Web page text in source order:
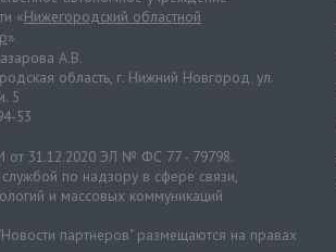
«Нижегородский областной
»
А.В.
область, г. Нижний Новгород. ул.
5
53
от 31.12.2020 ЭЛ № ФС 77 - 79798.
по надзору в сфере связи,
и массовых коммуникаций
партнеров" размещаются на правах